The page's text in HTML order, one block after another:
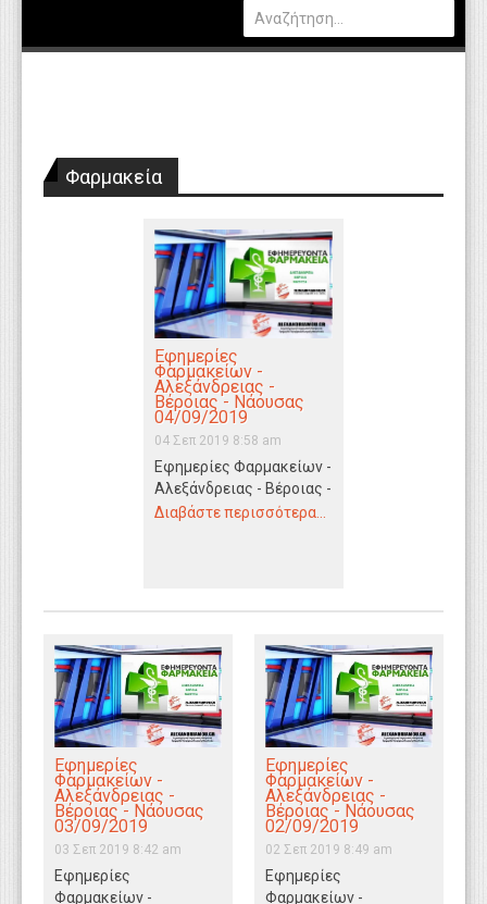
Φαρμακεία
Εφημερίες
Φαρμακείων -
Αλεξάνδρειας -
Βέροιας - Νάουσας
04/09/2019
04 Σεπ 2019 8:58 am
Εφημερίες Φαρμακείων -
Αλεξάνδρειας - Βέροιας -
Νάουσας 04/09/2019
Διαβάστε περισσότερα...
Εφημερίες
Φαρμακείων -
Αλεξάνδρειας -
Βέροιας - Νάουσας
03/09/2019
03 Σεπ 2019 8:42 am
Εφημερίες
Φαρμακείων -
Εφημερίες
Φαρμακείων -
Αλεξάνδρειας -
Βέροιας - Νάουσας
02/09/2019
02 Σεπ 2019 8:49 am
Εφημερίες
Φαρμακείων -
Καιρός
Τεχνολογία
Βιβλιοθήκη Απόψεων
Κυτίο Παραπόνων Πολιτών